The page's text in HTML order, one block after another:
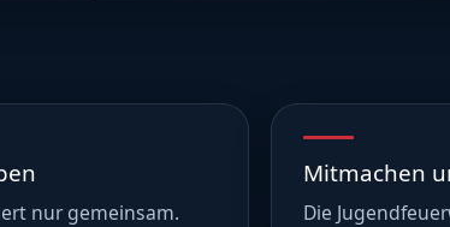
nur gemeinsam.
Mitmachen
Die